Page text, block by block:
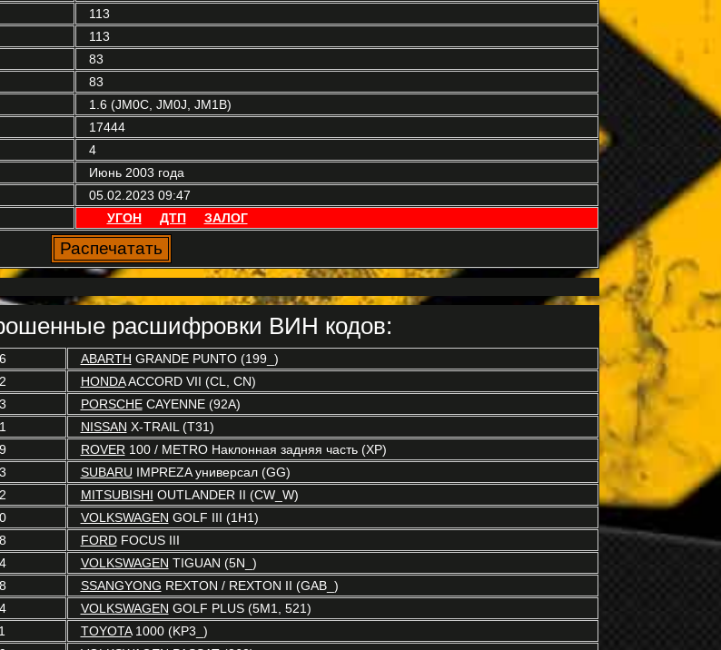
113
113
83
83
1.6 (JM0C, JM0J, JM1B)
17444
4
Июнь 2003 года
05.02.2023 09:47
УГОН ДТП ЗАЛОГ
расшифровки ВИН кодов:
ABARTH GRANDE PUNTO (199_)
HONDAACCORD VII (CL, CN)
PORSCHECAYENNE (92A)
NISSAN X-TRAIL (T31)
ROVER100 / METRO Наклонная задняя часть (XP)
SUBARU IMPREZA универсал (GG)
MITSUBISHI OUTLANDER II (CW_W)
VOLKSWAGEN GOLF III (1H1)
FORDFOCUS III
VOLKSWAGEN TIGUAN (5N_)
SSANGYONG REXTON / REXTON II (GAB_)
VOLKSWAGEN GOLF PLUS (5M1, 521)
TOYOTA1000 (KP3_)